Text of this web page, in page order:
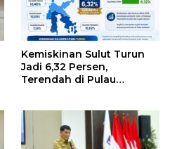
Kemiskinan Sulut Turun
Jadi 6,32 Persen,
Terendah di Pulau